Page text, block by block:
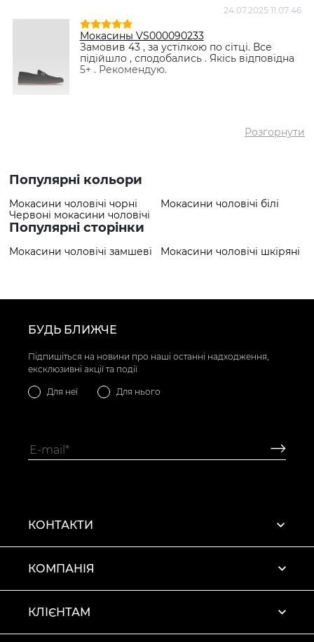
Популярні кольори
Мокасини чоловічі чорні
Мокасини чоловічі білі
Червоні мокасини чоловічі
Популярні сторінки
Мокасини чоловічі замшеві Мокасини чоловічі шкіряні
✅
Найпопулярніший
Мокасини VS000082052 Бежевий
- 2584 грн
24.07.2025 11:07:46
Мокасины VS000090233
Замовив 43 , за устілкою по сітці. Все
підійшло , сподобались . Якісь відповідна
5+ . Рекомендую.
Розгорнути
БУДЬ БЛИЖЧЕ
Підпишіться на новини про наші останні надходження,
ексклюзивні акції та події
Для неї Для нього
КОНТАКТИ
КОМПАНІЯ
КЛІЄНТАМ